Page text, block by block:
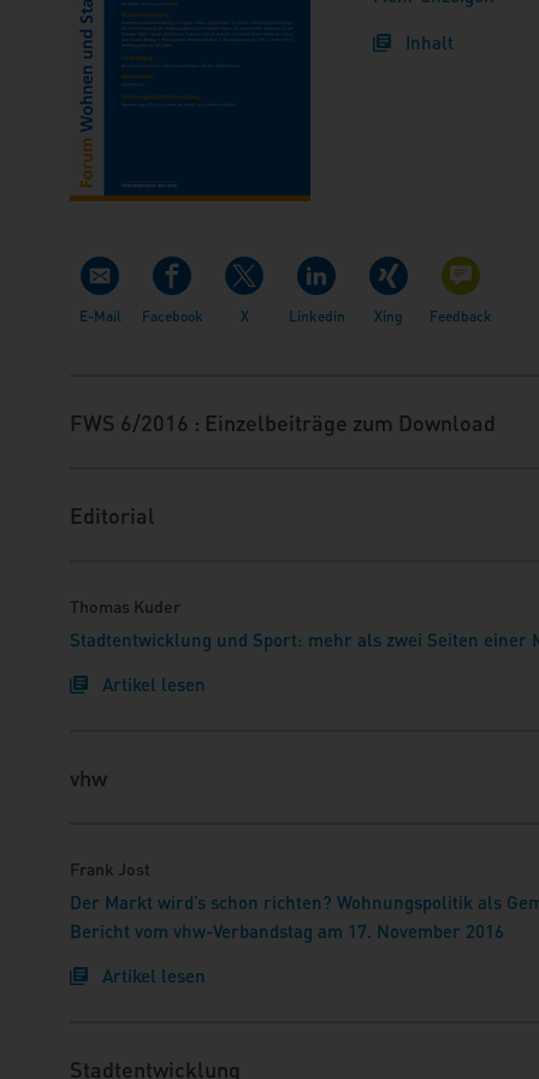
zudem, wie schon
Inhalt
FWS 6/2016 : Einzelbeiträge zum Download
Editorial
Thomas Kuder
Stadtentwicklung und Sport: mehr als zwei Seiten einer
Artikel lesen
vhw
Frank Jost
Der Markt wird’s schon richten? Wohnungspolitik als
Bericht vom vhw-Verbandstag am 17. November 2016
Artikel lesen
Stadtentwicklung